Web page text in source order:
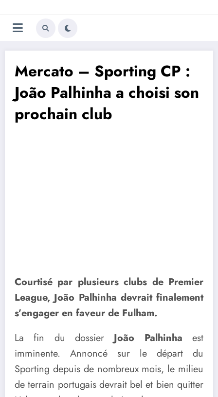
au
contenu
Trivela
L'actualité du football
Mercato – Sporting CP :
João Palhinha a choisi son
prochain club
Courtisé par plusieurs clubs de Premier
League, João Palhinha devrait finalement
s’engager en faveur de Fulham.
La fin du dossier João Palhinha est
imminente. Annoncé sur le départ du
Sporting depuis de nombreux mois, le milieu
de terrain portugais devrait bel et bien quitter